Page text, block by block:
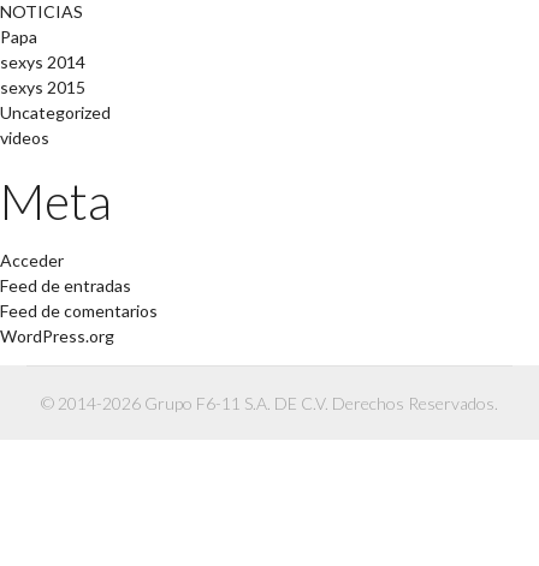
NOTICIAS
Papa
sexys 2014
sexys 2015
Uncategorized
videos
Meta
Acceder
Feed de entradas
Feed de comentarios
WordPress.org
© 2014-2026 Grupo F6-11 S.A. DE C.V. Derechos Reservados.